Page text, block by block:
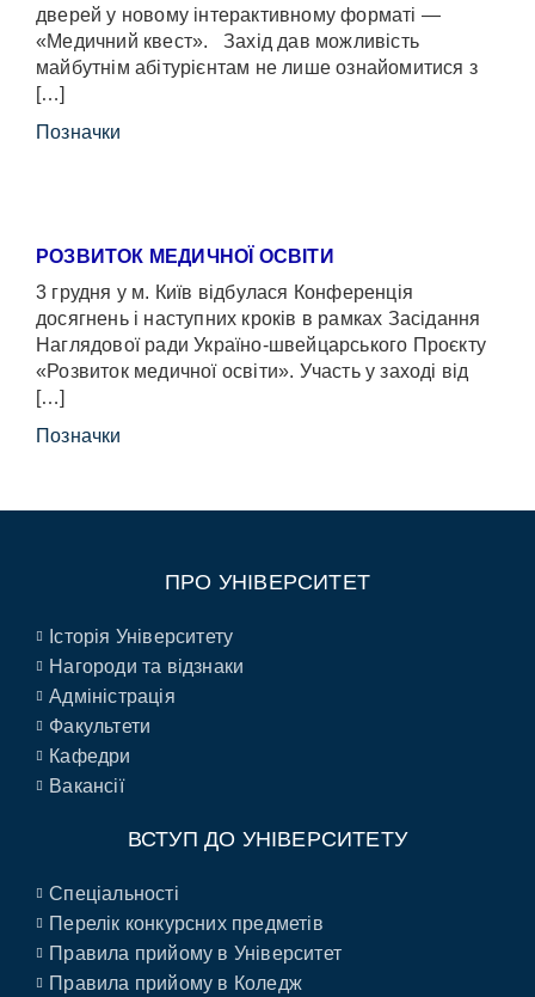
дверей у новому інтерактивному форматі —
«Медичний квест». Захід дав можливість
майбутнім абітурієнтам не лише ознайомитися з
[…]
Позначки
РОЗВИТОК МЕДИЧНОЇ ОСВІТИ
3 грудня у м. Київ відбулася Конференція
досягнень і наступних кроків в рамках Засідання
Наглядової ради Україно-швейцарського Проєкту
«Розвиток медичної освіти». Участь у заході від
[…]
Позначки
ПРО УНІВЕРСИТЕТ
Історія Університету
Нагороди та відзнаки
Адміністрація
Факультети
Кафедри
Вакансії
ВСТУП ДО УНІВЕРСИТЕТУ
Спеціальності
Перелік конкурсних предметів
Правила прийому в Університет
Правила прийому в Коледж